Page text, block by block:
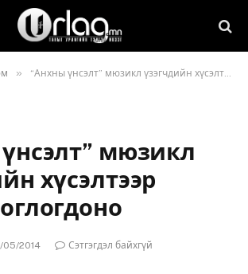
» “Анхны үнсэлт” мюзикл үзэгчдийн хүсэлтээр дахин тоглогдоно
мюзикл
хүсэлтээр
05/2014
Сэтгэгдэл байхгүй